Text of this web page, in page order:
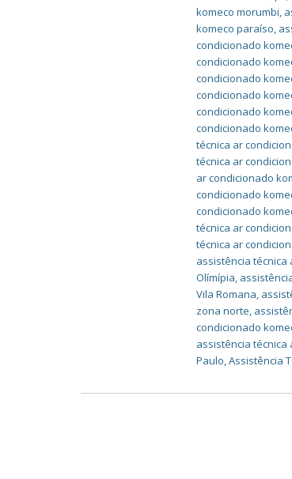
komeco morumbi,
komeco paraíso,
condicionado
condicionado
condicionado
condicionado
condicionado
condicionado
técnica ar
técnica ar
ar condicionado
condicionado
condicionado
técnica ar
técnica ar
assistência técnica
Olímípia,
Vila Romana,
zona norte,
condicionado
assistência técnica
Paulo,Assistência